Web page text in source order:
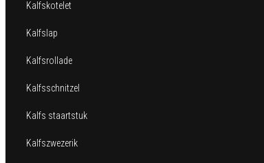
Kalfskotelet
Kalfslap
Kalfsrollade
Kalfsschnitzel
Kalfs staartstuk
Kalfszwezerik